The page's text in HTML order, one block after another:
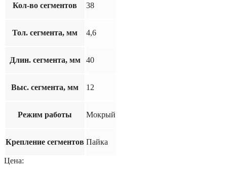
Кол-во сегментов 38
Тол. сегмента, мм 4,6
Длин. сегмента, мм 40
Выс. сегмента, мм 12
Режим работы Мокрый
Крепление сегментов Пайка
Цена: